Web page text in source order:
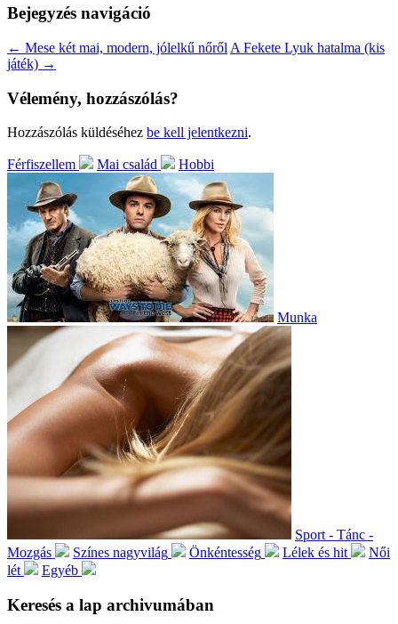
Bejegyzés navigáció
← Mese két mai, modern, jólelkű nőről A Fekete Lyuk hatalma (kis
játék) →
Vélemény, hozzászólás?
Hozzászólás küldéséhez be kell jelentkezni.
Férfiszellem Mai család Hobbi
Munka
Sport - Tánc -
Mozgás
Színes nagyvilág Önkéntesség Lélek és hit
Női
lét
Egyéb
Keresés a lap archivumában